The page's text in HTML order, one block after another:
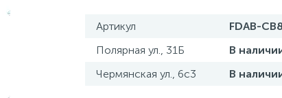
Артикул
FDAB-
Полярная ул., 31Б
В
Чермянская ул., 6с3
В